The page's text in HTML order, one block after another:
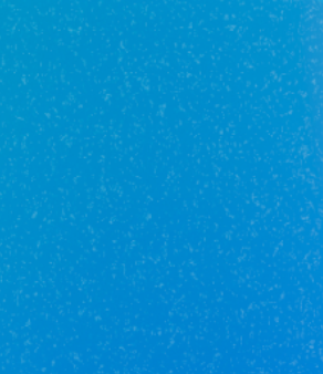
Оставить отзыв
сотруднике пока
:(
первый отзыв.